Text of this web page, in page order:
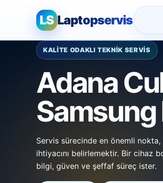
LS Laptopservis
KALİTE ODAKLI TEKNİK SERVİS
Adana
Servis sürecinde en önemli
ihtiyacını belirlemektir. Bir cihaz
bilgi, güven ve şeffaf süreç ister.